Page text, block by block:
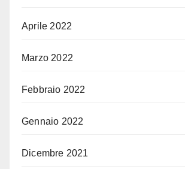
Aprile 2022
Marzo 2022
Febbraio 2022
Gennaio 2022
Dicembre 2021